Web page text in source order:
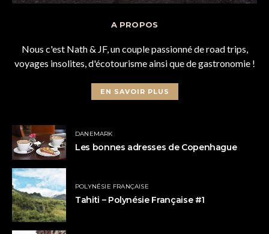
A PROPOS
Nous c'est Nath & JF, un couple passionné de road trips,
voyages insolites, d'écotourisme ainsi que de gastronomie !
EN SAVOIR PLUS
DANEMARK
Les bonnes adresses de Copenhague
POLYNÉSIE FRANÇAISE
Tahiti – Polynésie Française #1